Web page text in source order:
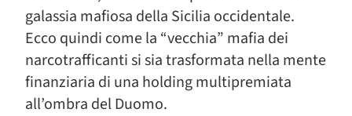
galassia mafiosa della Sicilia occidentale.
Ecco quindi come la “vecchia” mafia dei
narcotrafficanti si sia trasformata nella mente
finanziaria di una holding multipremiata
all’ombra del Duomo.